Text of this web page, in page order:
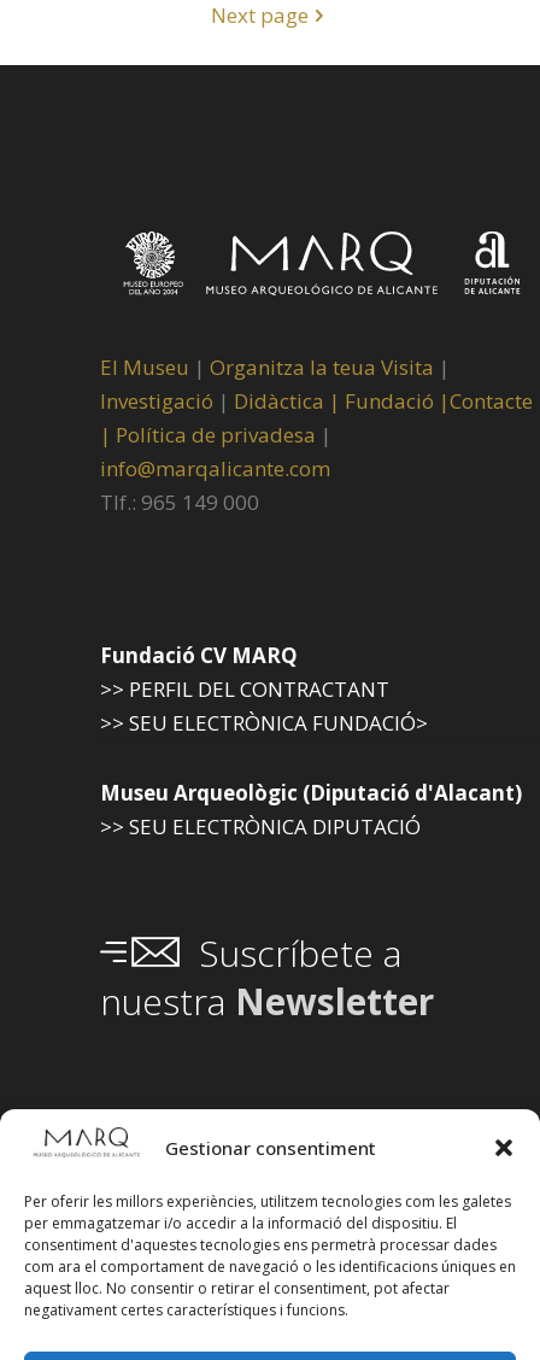
Gestionar consentiment
Per oferir les millors experiències, utilitzem tecnologies com les galetes
per emmagatzemar i/o accedir a la informació del dispositiu. El
consentiment d'aquestes tecnologies ens permetrà processar dades
com ara el comportament de navegació o les identificacions úniques en
aquest lloc. No consentir o retirar el consentiment, pot afectar
negativament certes característiques i funcions.
Next page
El Museu | Organitza la teua Visita |
Investigació | Didàctica | Fundació |Contacte
| Política de privadesa |
info@marqalicante.com
Tlf.: 965 149 000
Fundació CV MARQ
>> PERFIL DEL CONTRACTANT
>> SEU ELECTRÒNICA FUNDACIÓ>
Museu Arqueològic (Diputació d'Alacant)
>> SEU ELECTRÒNICA DIPUTACIÓ
Suscríbete a
nuestra Newsletter